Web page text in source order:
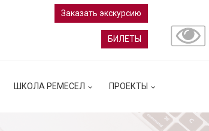
Заказать экскурсию
БИЛЕТЫ
ШКОЛА РЕМЕСЕЛ ПРОЕКТЫ